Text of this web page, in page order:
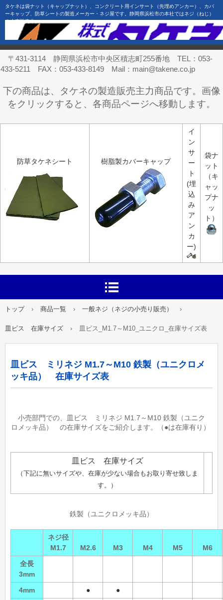
タケネは袋ナット（キャップナット）、コンクリート用インサート（先埋めアンカー）、カバ
ーキャップ、防草シートの製造メーカー・ネジ屋です。静岡県浜松市の本社ではネジ（ねじ）
の小売販売中。
〒431-3114 静岡県浜松市中央区積志町255番地 TEL：053-
433-5211 FAX：053-433-8149 Mail：main@takene.co.jp
下の商品は、タケネの製造販売主力商品です。画像
をクリックすると、各商品ページへ移動します。
防草タケネシート 樹脂製カバーキャップ
イ
ン
サ
ー
ト
(埋
込
み
ア
ン
カ
ー)
袋ナ
ット
（キ
ャッ
プナ
ッ
ト）
トップ › 商品一覧 › 一般ネジ（ネジの小売り販売） ›
皿ビス 在庫サイズ › 皿ビス_M1.7～M10_ユニクロ_在庫サイズ表
皿ビス ミリネジ M1.7～M10 鉄製（ユニクロメ
ッキ品） 在庫サイズ表
小売部門での、皿ビス ミリネジ M1.7～M10 鉄製（ユニク
ロメッキ品） の在庫サイズをご紹介します。（●は在庫有り）
皿ビス 在庫サイズ
（下記に無いサイズや、在庫が少ない場合もお取り寄せ致しま
す。）
鉄製（ユニクロメッキ品）
ネジ径
M1.7
M2.6 M3 M4 M5
M6
全長
3mm
4mm
●
●